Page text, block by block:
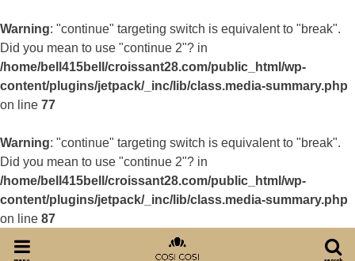
Warning: "continue" targeting switch is equivalent to "break".
Did you mean to use "continue 2"? in
/home/bell415bell/croissant28.com/public_html/wp-
content/plugins/jetpack/_inc/lib/class.media-summary.php
on line 77
Warning: "continue" targeting switch is equivalent to "break".
Did you mean to use "continue 2"? in
/home/bell415bell/croissant28.com/public_html/wp-
content/plugins/jetpack/_inc/lib/class.media-summary.php
on line 87